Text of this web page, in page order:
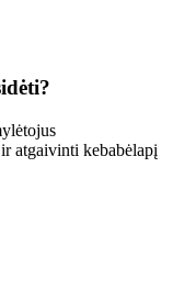
atgaivinti kebabėlapį